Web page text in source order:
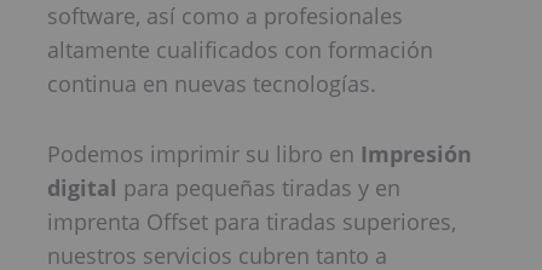
software, así como a profesionales
altamente cualificados con formación
continua en nuevas tecnologías.
Podemos imprimir su libro en Impresión
digital para pequeñas tiradas y en
imprenta Offset para tiradas superiores,
nuestros servicios cubren tanto a